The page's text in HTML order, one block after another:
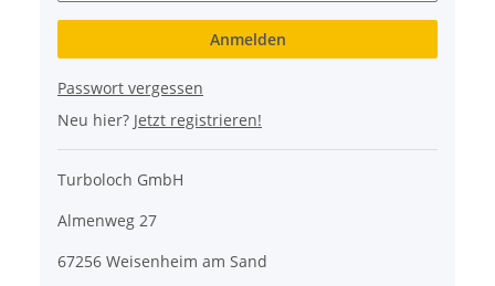
Anmelden
Passwort vergessen
Neu hier? Jetzt registrieren!
Turboloch GmbH
Almenweg 27
67256 Weisenheim am Sand